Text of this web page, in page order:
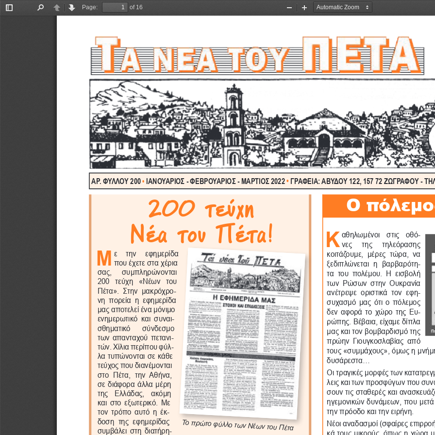
Toggle
PreviousNext
Page:
of 16
Zoom
Zoom
ΑΡ. ΦΥΛΛΟΥ 200 • ΙΑΝΟΥΑΡΙΟΣ - ΦΕΒΡΟΥΑΡΙΟΣ - ΜΑΡΤΙΟΣ 2022 • ΓΡΑΦΕΙΑ: ΑΒΥΔΟΥ 122, 157 72 ΖΩΓΡΑΦΟΥ -
Κ αθηλωμένοι  στις  οθό-
νες   της   τηλεόρασης
κοιτάζουμε,  μέρες  τώρα,  να
ξεδιπλώνεται  η  βαρβαρότη-
τα  του  πολέμου.  Η  εισβολή
των  Ρώσων  στην  Ουκρανία
ανέτρεψε  οριστικά  τον  εφη-
συχασμό μας ότι ο πόλεμος
δεν αφορά το χώρο της Ευ-
ρώπης. Βέβαια, είχαμε δίπλα
μας και τον βομβαρδισμό της
πρώην  Γιουγκοσλαβίας  από
τους «συμμάχους», όμως η μνήμη
δυσάρεστα...
Οι τραγικές μορφές των
λεις και των προσφύγων που
σουν τις σταθερές και
ηγεμονικών δυνάμεων, που
την πρόοδο και την ειρήνη.
Νέοι αναδασμοί (σφαίρες
κά τους μικρούς, όπως η χώρα
Ο
200 τεύχη
Νέα του Πέτα!
Μ ε   την   εφημερίδα
που έχετε στα χέρια
σας,   συμπληρώνονται
200  τεύχη  «Νέων  του
Πέτα».  Στην  μακρόχρο-
νη  πορεία  η  εφημερίδα
μας αποτελεί ένα μόνιμο
ενημερωτικό  και  συναι-
σθηματικό   σύνδεσμο
των απανταχού πετανι-
τών. Χίλια περίπου φύλ-
λα τυπώνονται σε κάθε
τεύχος που διανέμονται
στο  Πέτα,  την  Αθήνα,
σε διάφορα άλλα μέρη
της  Ελλάδας,  ακόμη
και στο εξωτερικό. Με
τον  τρόπο  αυτό  η  έκ-
δοση  της  εφημερίδας
συμβάλει στη διατήρη- Το πρώτο φύλλο των Νέων του Πέτα